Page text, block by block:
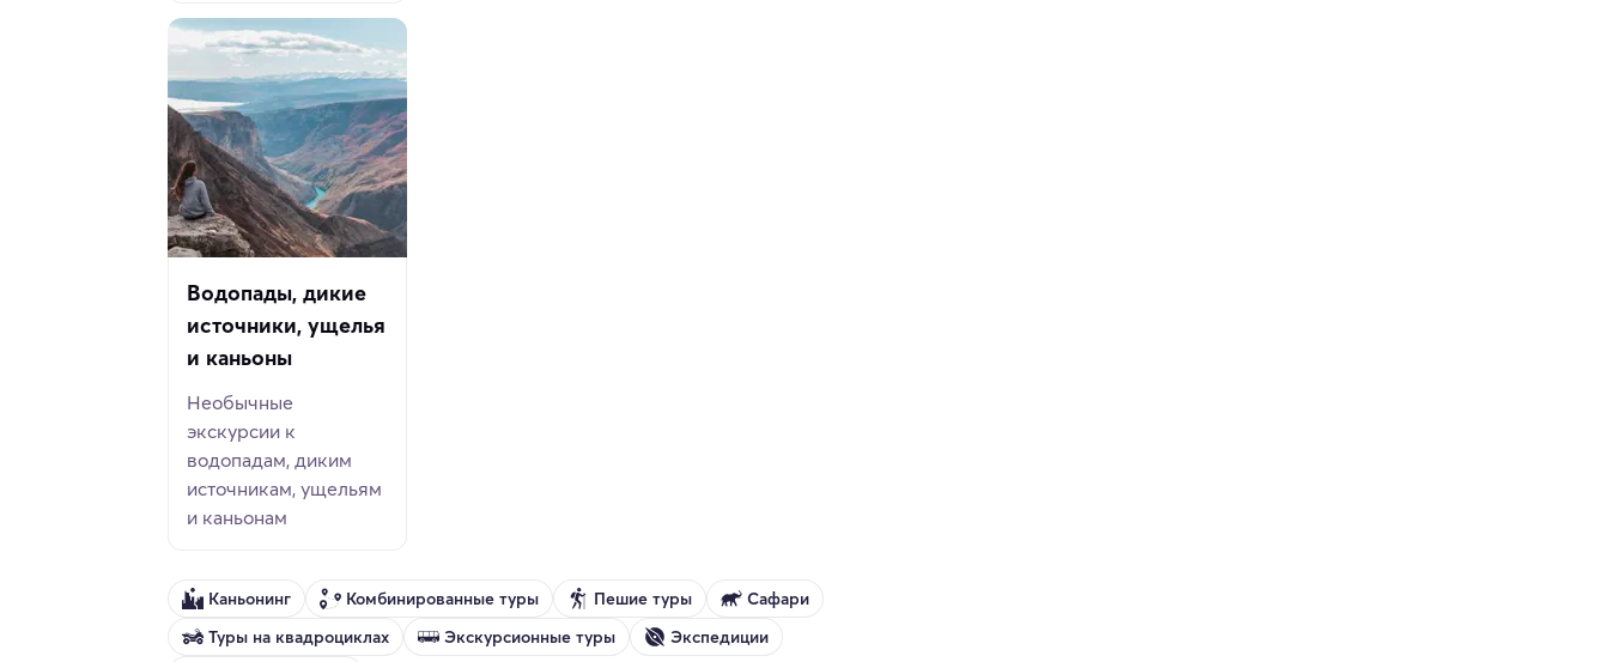
Водопады, дикие
источники, ущелья
и каньоны
Необычные
экскурсии к
водопадам, диким
источникам, ущельям
и каньонам
Каньонинг Комбинированные туры Пешие туры
Сафари
Туры на квадроциклах
Экскурсионные туры
Экспедиции